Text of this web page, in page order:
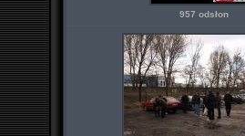
957 odsłon